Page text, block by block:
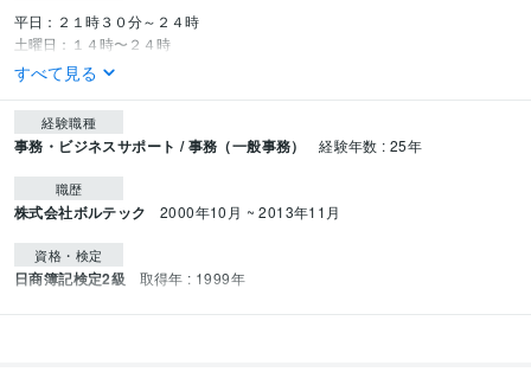
平日：２１時３０分～２４時
土曜日：１４時〜２４時
すべて見る
経験職種
事務・ビジネスサポート / 事務（一般事務） 経験年数 : 25年
職歴
株式会社ボルテック 2000年10月 ~ 2013年11月
資格・検定
日商簿記検定2級 取得年 : 1999年